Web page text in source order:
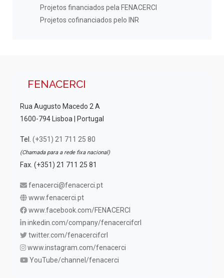
Projetos financiados pela FENACERCI
Projetos cofinanciados pelo INR
FENACERCI
Rua Augusto Macedo 2 A
1600-794 Lisboa | Portugal
Tel. (+351) 21 711 25 80
(Chamada para a rede fixa nacional)
Fax. (+351) 21 711 25 81
fenacerci@fenacerci.pt
www.fenacerci.pt
www.facebook.com/FENACERCI
inkedin.com/company/fenacercifcrl
twitter.com/fenacercifcrl
www.instagram.com/fenacerci
YouTube/channel/fenacerci